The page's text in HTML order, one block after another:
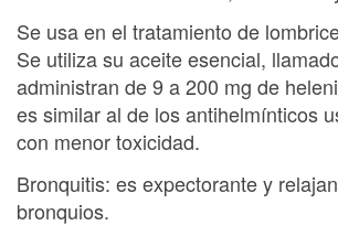
Se usa en el tratamiento de
Se utiliza su aceite esencial,
administran de 9 a 200 mg de
es similar al de los antihelmínticos
con menor toxicidad.
Bronquitis: es expectorante y
bronquios.